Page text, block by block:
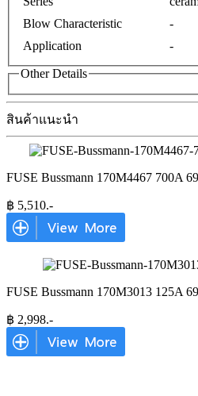
Blow Characteristic
-
Application
-
Other Details
สินค้าแนะนำ
FUSE Bussmann 170M4467 700A
฿ 5,510.-
FUSE Bussmann 170M3013 125A
฿ 2,998.-